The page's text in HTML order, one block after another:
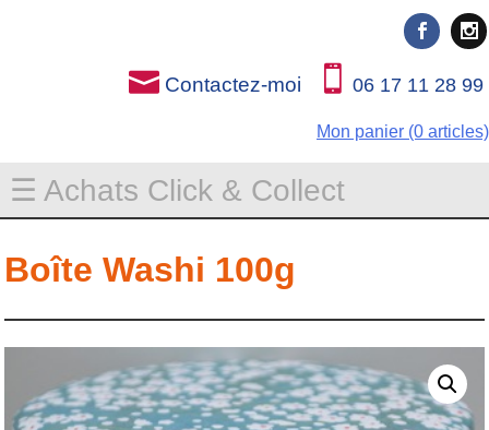
Contactez-moi 06 17 11 28 99
Mon panier (0 articles)
☰ Achats Click & Collect
Boîte Washi 100g